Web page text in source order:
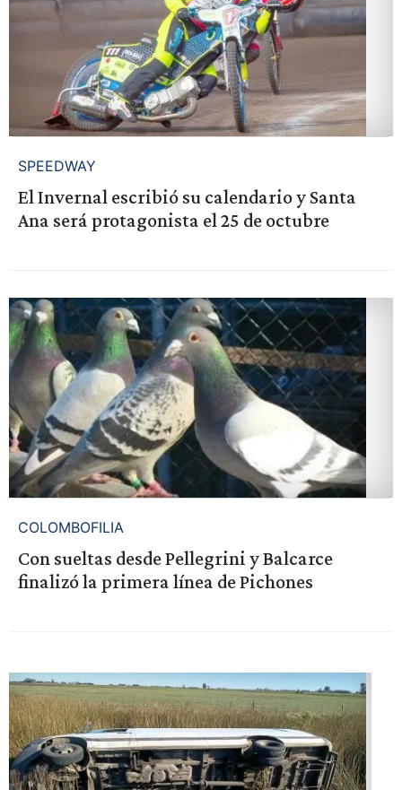
SPEEDWAY
El Invernal escribió su calendario y Santa
Ana será protagonista el 25 de octubre
COLOMBOFILIA
Con sueltas desde Pellegrini y Balcarce
finalizó la primera línea de Pichones